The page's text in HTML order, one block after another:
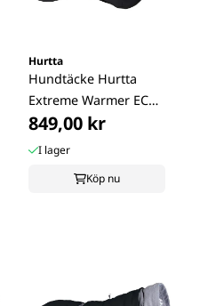
Hurtta
Hundtäcke Hurtta
Extreme Warmer ECO
Blackberry
849,00 kr
I lager
Köp nu